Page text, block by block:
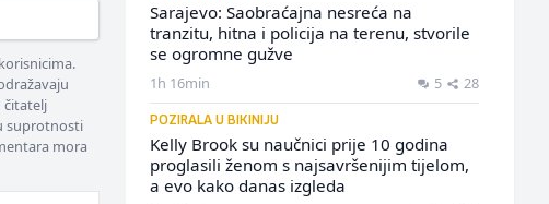
čitatelj
suprotnosti
mora
Sarajevo: Saobraćajna nesreća na
tranzitu, hitna i policija na terenu, stvorile
se ogromne gužve
1h 16min 5 28
POZIRALA U BIKINIJU
Kelly Brook su naučnici prije 10 godina
proglasili ženom s najsavršenijim tijelom,
a evo kako danas izgleda